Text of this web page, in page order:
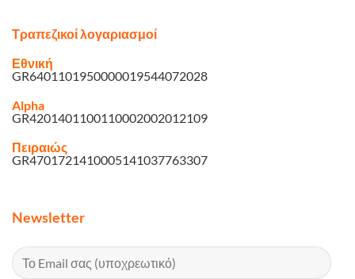
Τραπεζικοί λογαριασμοί
Εθνική
GR6401101950000019544072028
Alpha
GR4201401100110002002012109
Πειραιώς
GR4701721410005141037763307
Newsletter